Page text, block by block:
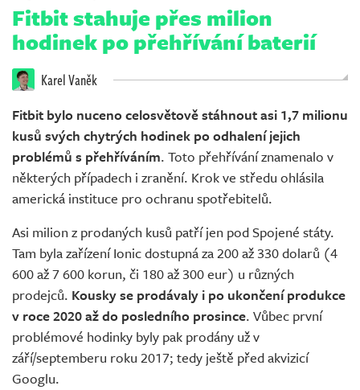
Fitbit stahuje přes milion
hodinek po přehřívání baterií
Karel Vaněk
Fitbit bylo nuceno celosvětově stáhnout asi 1,7 milionu
kusů svých chytrých hodinek po odhalení jejich
problémů s přehříváním. Toto přehřívání znamenalo v
některých případech i zranění. Krok ve středu ohlásila
americká instituce pro ochranu spotřebitelů.
Asi milion z prodaných kusů patří jen pod Spojené státy.
Tam byla zařízení Ionic dostupná za 200 až 330 dolarů (4
600 až 7 600 korun, či 180 až 300 eur) u různých
prodejců. Kousky se prodávaly i po ukončení produkce
v roce 2020 až do posledního prosince. Vůbec první
problémové hodinky byly pak prodány už v
září/septemberu roku 2017; tedy ještě před akvizicí
Googlu.